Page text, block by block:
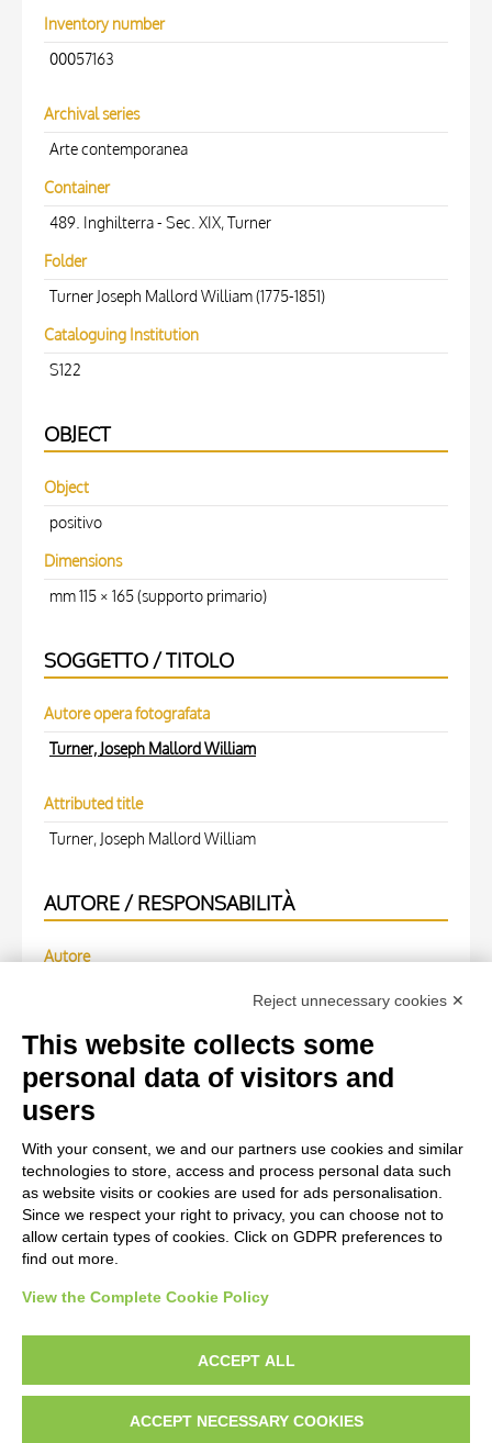
Inventory number
00057163
Archival series
Arte contemporanea
Container
489. Inghilterra - Sec. XIX, Turner
Folder
Turner Joseph Mallord William (1775-1851)
Cataloguing Institution
S122
OBJECT
Object
positivo
Dimensions
mm 115 × 165 (supporto primario)
SOGGETTO / TITOLO
Autore opera fotografata
Turner, Joseph Mallord William
Attributed title
Turner, Joseph Mallord William
AUTORE / RESPONSABILITÀ
Autore
Work of art Entry
Turner, Joseph Mallord William, Dover Harbour
diritto d’autore, legge 22 aprile 1941 n. 633. I diritti degli autori, degli artisti e
dei fotografi che hanno realizzato le opere e le immagini, degli enti e delle
istituzioni che ne sono proprietari, sono riservati. Si vieta quindi la
Reject unnecessary cookies ✕
This website collects some
personal data of visitors and
users
With your consent, we and our partners use cookies and similar
technologies to store, access and process personal data such
as website visits or cookies are used for ads personalisation.
Since we respect your right to privacy, you can choose not to
allow certain types of cookies. Click on GDPR preferences to
find out more.
View the Complete Cookie Policy
ACCEPT ALL
ACCEPT NECESSARY COOKIES